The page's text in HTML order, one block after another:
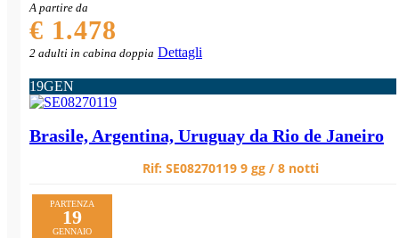
A partire da
€ 1.478
2 adulti in cabina doppia Dettagli
19GEN
Brasile, Argentina, Uruguay da Rio de Janeiro
Rif: SE08270119 9 gg / 8 notti
PARTENZA
19
GENNAIO